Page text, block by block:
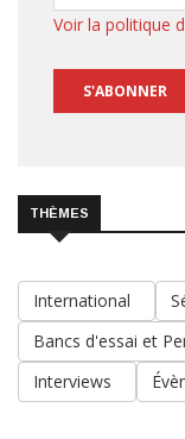
Voir la politique
S'ABONNER
THÈMES
International
Bancs d'essai et
Interviews